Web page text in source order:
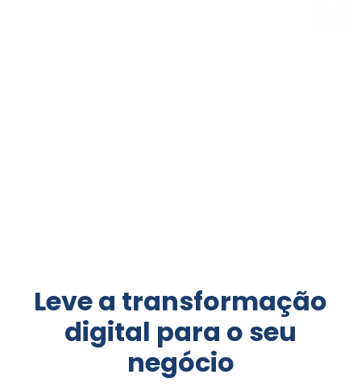
Leve a transformação
digital para o seu
negócio